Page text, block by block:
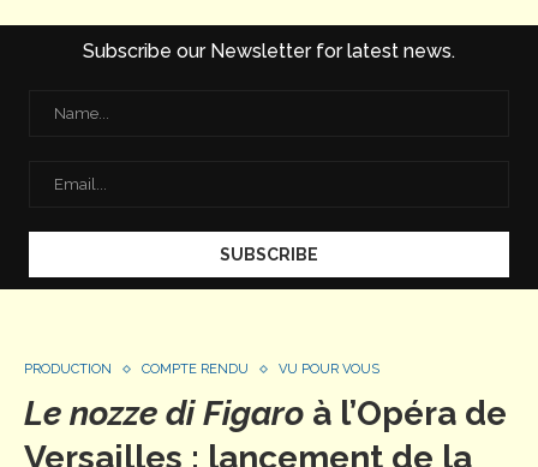
Subscribe our Newsletter for latest news.
PRODUCTION COMPTE RENDU VU POUR VOUS
Le nozze di Figaro à l’Opéra de
Versailles : lancement de la